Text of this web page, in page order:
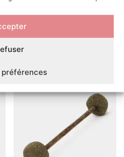
préférences
avec l’herbe aux
en bonne santé.
ÊTRE AUSSI…